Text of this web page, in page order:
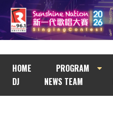
HOME PROGRAM
DJ
NEWS TEAM